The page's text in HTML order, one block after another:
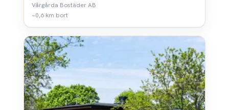
Vårgårda Bostäder AB
~0,6 km bort